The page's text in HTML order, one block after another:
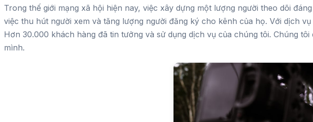
Trong thế giới mạng xã hội hiện nay, việc xây dựng một lượng người theo dõi
việc thu hút người xem và tăng lượng người đăng ký cho kênh của họ. Với dịch vụ
Hơn 30.000 khách hàng đã tin tưởng và sử dụng dịch vụ của chúng tôi. Chúng